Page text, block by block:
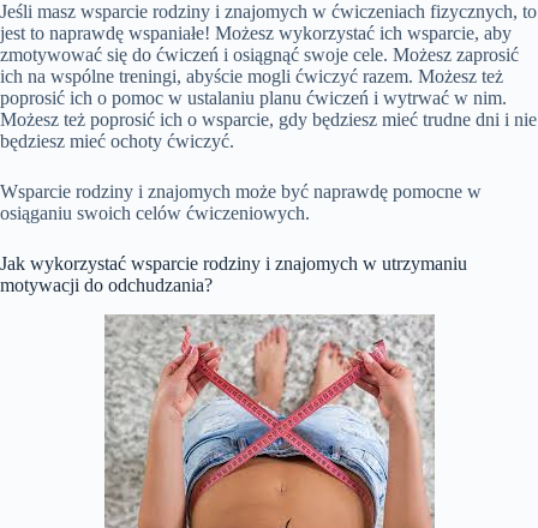
Jeśli masz wsparcie rodziny i znajomych w ćwiczeniach fizycznych, to
jest to naprawdę wspaniałe! Możesz wykorzystać ich wsparcie, aby
zmotywować się do ćwiczeń i osiągnąć swoje cele. Możesz zaprosić
ich na wspólne treningi, abyście mogli ćwiczyć razem. Możesz też
poprosić ich o pomoc w ustalaniu planu ćwiczeń i wytrwać w nim.
Możesz też poprosić ich o wsparcie, gdy będziesz mieć trudne dni i nie
będziesz mieć ochoty ćwiczyć.
Wsparcie rodziny i znajomych może być naprawdę pomocne w
osiąganiu swoich celów ćwiczeniowych.
Jak wykorzystać wsparcie rodziny i znajomych w utrzymaniu
motywacji do odchudzania?